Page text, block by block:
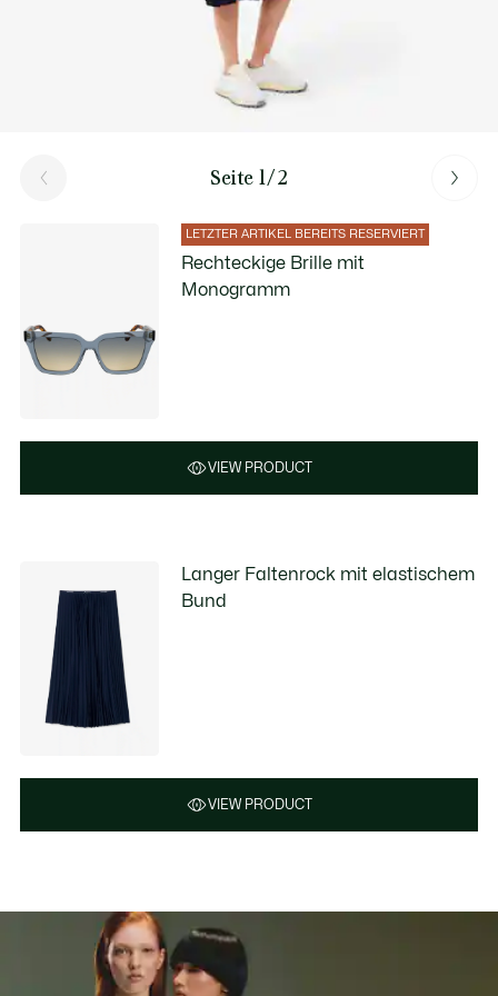
Seite 1/2
LETZTER ARTIKEL BEREITS RESERVIERT
Rechteckige Brille mit
Monogramm
VIEW PRODUCT
Langer Faltenrock mit elastischem
Bund
VIEW PRODUCT